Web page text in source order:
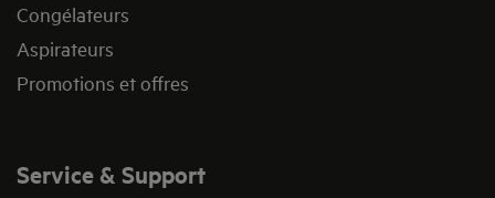
Congélateurs
Aspirateurs
Promotions et offres
Service & Support